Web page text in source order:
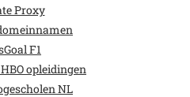
Proxy
F1
opleidingen
NL